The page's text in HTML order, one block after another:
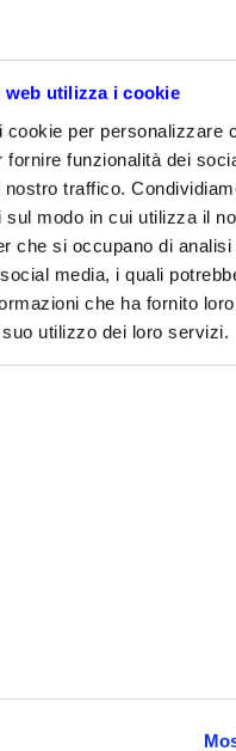
web utilizza i cookie
cookie per personalizzare
fornire funzionalità dei
nostro traffico.
sul modo in cui utilizza il
che si occupano di analisi
media, i quali
che ha fornito
utilizzo dei loro servizi.